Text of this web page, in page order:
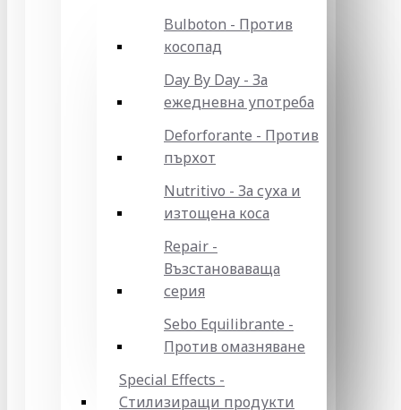
Bulboton - Против
косопад
Day By Day - За
ежедневна употреба
Deforforante - Против
пърхот
Nutritivo - За суха и
изтощена коса
Repair -
Възстановаваща
серия
Sebo Equilibrante -
Против омазняване
Special Effects -
Стилизиращи продукти